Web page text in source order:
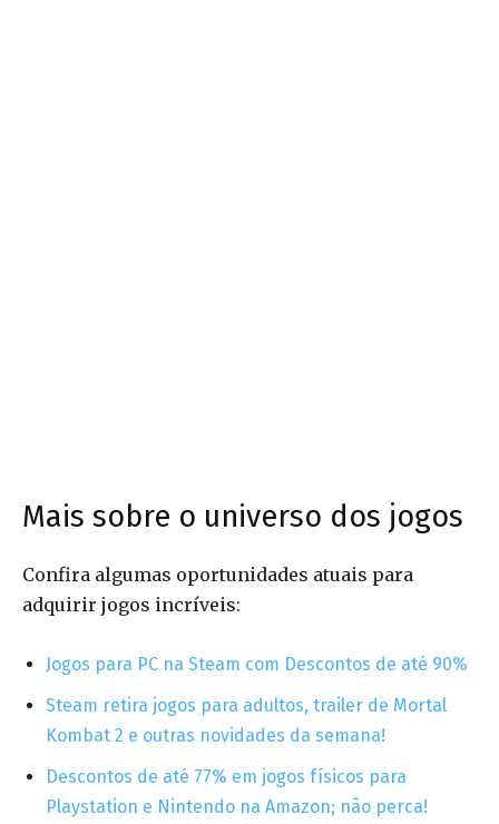
Mais sobre o universo dos jogos
Confira algumas oportunidades atuais para
adquirir jogos incríveis:
Jogos para PC na Steam com Descontos de até 90%
Steam retira jogos para adultos, trailer de Mortal
Kombat 2 e outras novidades da semana!
Descontos de até 77% em jogos físicos para
Playstation e Nintendo na Amazon; não perca!